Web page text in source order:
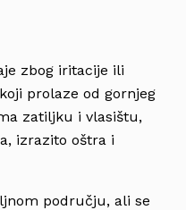
zbog iritacije ili
prolaze od gornjeg
zatiljku i vlasištu,
izrazito oštra i
području, ali se